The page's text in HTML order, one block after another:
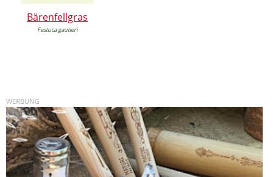
Bärenfellgras
Festuca gautieri